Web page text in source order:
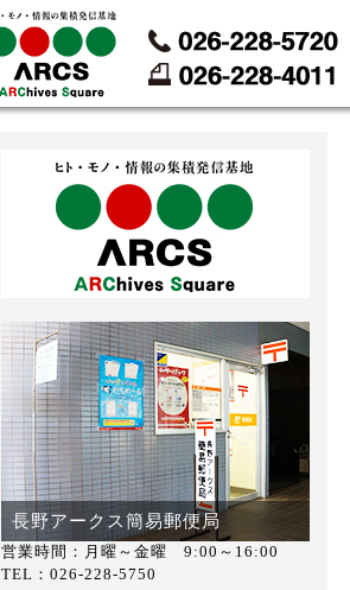
長野アークス簡易郵便局
営業時間：月曜～金曜 9:00～16:00
TEL：026-228-5750